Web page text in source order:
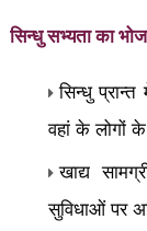
सिन्धु सभ्यता का
सिन्धु
वहां के लोगों
खाद्य
सुविधाओं पर